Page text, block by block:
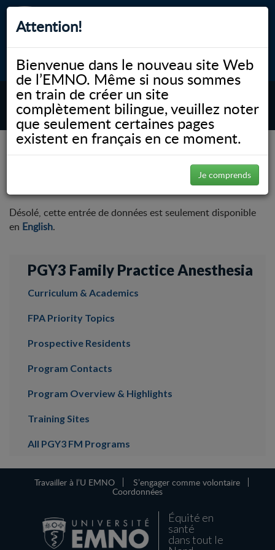
Attention!
Bienvenue dans le nouveau site Web
de l’EMNO. Même si nous sommes
en train de créer un site
complètement bilingue, veuillez noter
que seulement certaines pages
existent en français en ce moment.
Je comprends
myNOSM Accessibilité A- A+ English
MENU
NOSM.ca PGY3 Family Practice Anesthesia FPA Priority Topics
Désolé, cette entrée de données est seulement disponible
en English.
PGY3 Family Practice Anesthesia
Curriculum & Academics
FPA Priority Topics
Prospective Residents
Program Contacts
Program Overview & Highlights
Training Sites
All PGY3 FM Programs
Travailler à l’U EMNO S’engager comme volontaire
Coordonnées
Équité en
santé
dans tout le